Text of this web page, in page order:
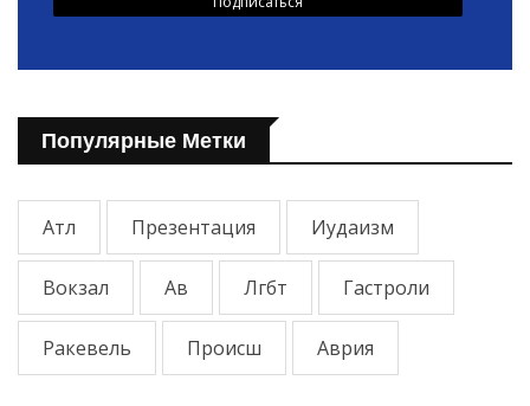
Популярные Метки
Атл Презентация Иудаизм
Вокзал Ав Лгбт Гастроли
Ракевель Происш Аврия